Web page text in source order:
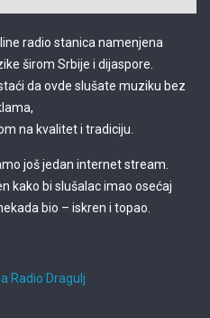
radio stanica namenjena
širom Srbije i dijaspore.
da ovde slušate muziku bez
na kvalitet i tradiciju.
još jedan internet stream.
kako bi slušalac imao osećaj
bio – iskren i topao.
Radio Dragulj